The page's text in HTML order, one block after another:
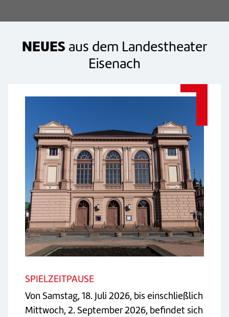
NEUES aus dem Landestheater
Eisenach
SPIELZEITPAUSE
Von Samstag, 18. Juli 2026, bis einschließlich
Mittwoch, 2. September 2026, befindet sich